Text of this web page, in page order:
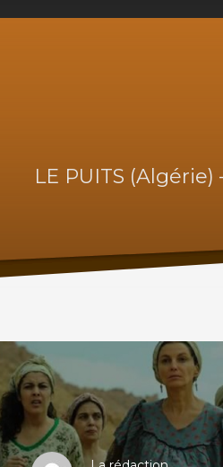
LE PUITS